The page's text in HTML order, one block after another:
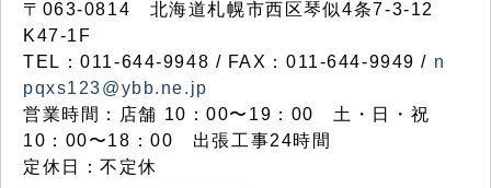
〒063-0814 北海道札幌市西区琴似4条7-3-12
K47-1F
TEL：011-644-9948 / FAX：011-644-9949 / n
pqxs123@ybb.ne.jp
営業時間：店舗 10：00〜19：00 土・日・祝
10：00〜18：00 出張工事24時間
定休日：不定休